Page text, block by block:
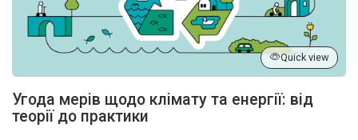
Quick view
Угода мерів щодо клімату та енергії: від
теорії до практики